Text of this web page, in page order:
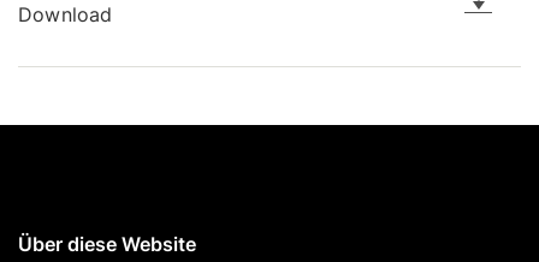
Download
Über diese Website